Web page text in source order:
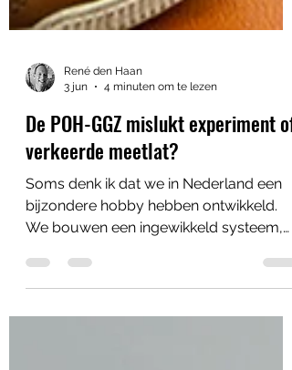
René den Haan
3 jun
4 minuten om te lezen
De POH-GGZ mislukt experiment of
verkeerde meetlat?
Soms denk ik dat we in Nederland een
We bouwen een ingewikkeld systeem,
laten duizenden professionals keihard
werken, stoppen er honderden